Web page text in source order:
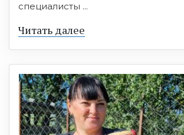
специалисты ...
Читать далее